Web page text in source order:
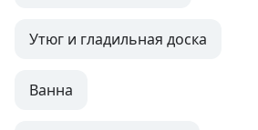
Утюг и гладильная доска
Ванна